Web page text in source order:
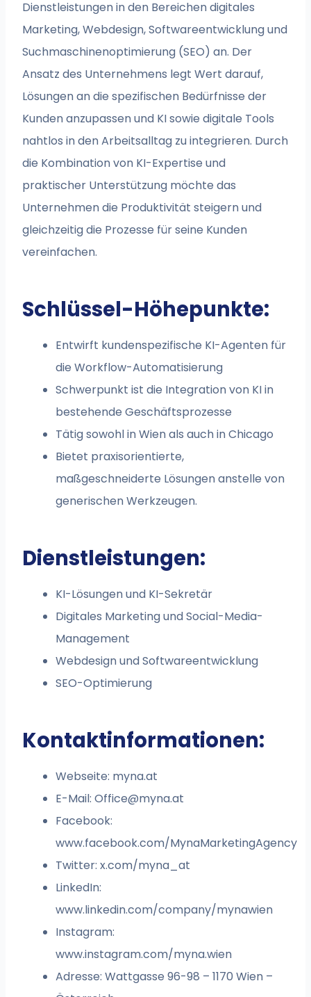
Dienstleistungen in den Bereichen digitales
Marketing, Webdesign, Softwareentwicklung und
Suchmaschinenoptimierung (SEO) an. Der
Ansatz des Unternehmens legt Wert darauf,
Lösungen an die spezifischen Bedürfnisse der
Kunden anzupassen und KI sowie digitale Tools
nahtlos in den Arbeitsalltag zu integrieren. Durch
die Kombination von KI-Expertise und
praktischer Unterstützung möchte das
Unternehmen die Produktivität steigern und
gleichzeitig die Prozesse für seine Kunden
vereinfachen.
Schlüssel-Höhepunkte:
Entwirft kundenspezifische KI-Agenten für
die Workflow-Automatisierung
Schwerpunkt ist die Integration von KI in
bestehende Geschäftsprozesse
Tätig sowohl in Wien als auch in Chicago
Bietet praxisorientierte,
maßgeschneiderte Lösungen anstelle von
generischen Werkzeugen.
Dienstleistungen:
KI-Lösungen und KI-Sekretär
Digitales Marketing und Social-Media-
Management
Webdesign und Softwareentwicklung
SEO-Optimierung
Kontaktinformationen:
Webseite: myna.at
E-Mail:Office@myna.at
Facebook:
www.facebook.com/MynaMarketingAgency
Twitter: x.com/myna_at
LinkedIn:
www.linkedin.com/company/mynawien
Instagram:
www.instagram.com/myna.wien
Adresse: Wattgasse 96-98 – 1170 Wien –